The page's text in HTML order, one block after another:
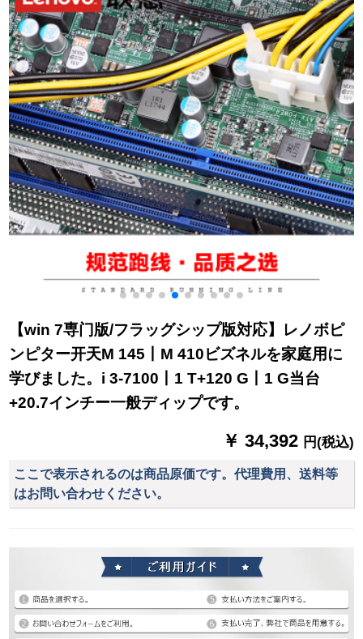
7700 G 2 RW 4
8700/8 G/1 T+128 G/
表示
ドム
【win 7専门版/フラッグシップ版対応】レノボピ
ンピター开天M 145丨M 410ビズネルを家庭用に
学びました。i 3-7100丨1 T+120 G丨1 G当台
+20.7インチー一般ディップです。
￥ 34,392 円(税込)
ここで表示されるのは商品原価です。代理費用、送料等
はお問い合わせください。